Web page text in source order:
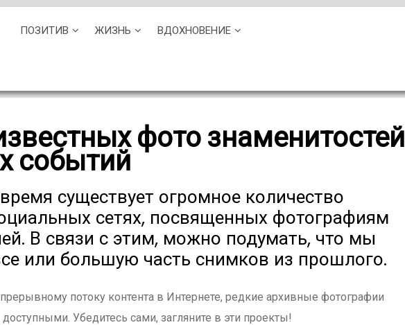
ПОЗИТИВ ЖИЗНЬ ВДОХНОВЕНИЕ
фото знаменитостей
событий
существует огромное количество
сетях, посвященных фотографиям
В связи с этим, можно подумать, что мы
или большую часть снимков из прошлого.
потоку контента в Интернете, редкие архивные фотографии
доступными. Убедитесь сами, загляните в эти проекты!